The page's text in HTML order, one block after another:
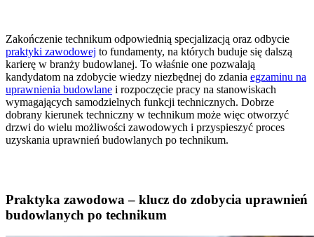
Zakończenie technikum odpowiednią specjalizacją oraz odbycie
praktyki zawodowej to fundamenty, na których buduje się dalszą
karierę w branży budowlanej. To właśnie one pozwalają
kandydatom na zdobycie wiedzy niezbędnej do zdania egzaminu na
uprawnienia budowlane i rozpoczęcie pracy na stanowiskach
wymagających samodzielnych funkcji technicznych. Dobrze
dobrany kierunek techniczny w technikum może więc otworzyć
drzwi do wielu możliwości zawodowych i przyspieszyć proces
uzyskania uprawnień budowlanych po technikum.
Praktyka zawodowa – klucz do zdobycia uprawnień
budowlanych po technikum